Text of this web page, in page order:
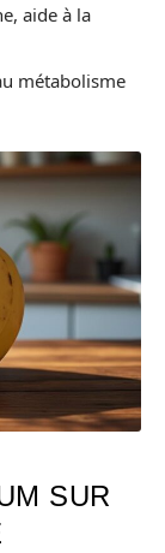
aide à la
métabolisme
SUR